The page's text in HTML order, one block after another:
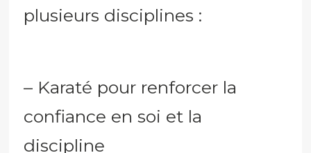
plusieurs disciplines :
– Karaté pour renforcer la
confiance en soi et la
discipline